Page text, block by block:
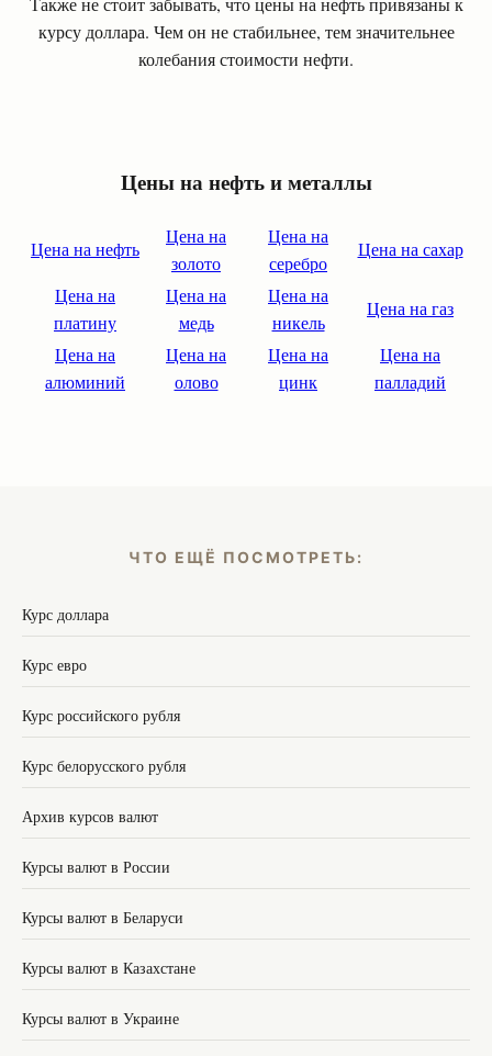
курсу доллара. Чем он не стабильнее, тем значительнее
колебания стоимости нефти.
Цены на нефть и металлы
Цена на нефть
Цена на
золото
Цена на
серебро
Цена на сахар
Цена на
платину
Цена на
медь
Цена на
никель
Цена на газ
Цена на
алюминий
Цена на
олово
Цена на
цинк
Цена на
палладий
ЧТО ЕЩЁ ПОСМОТРЕТЬ:
Курс доллара
Курс евро
Курс российского рубля
Курс белорусского рубля
Архив курсов валют
Курсы валют в России
Курсы валют в Беларуси
Курсы валют в Казахстане
Курсы валют в Украине